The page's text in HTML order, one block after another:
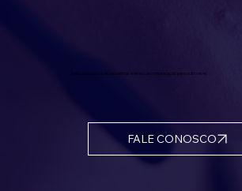
Fale com nossos especialistas e leve sua comunicação para outro nível.
FALE CONOSCO